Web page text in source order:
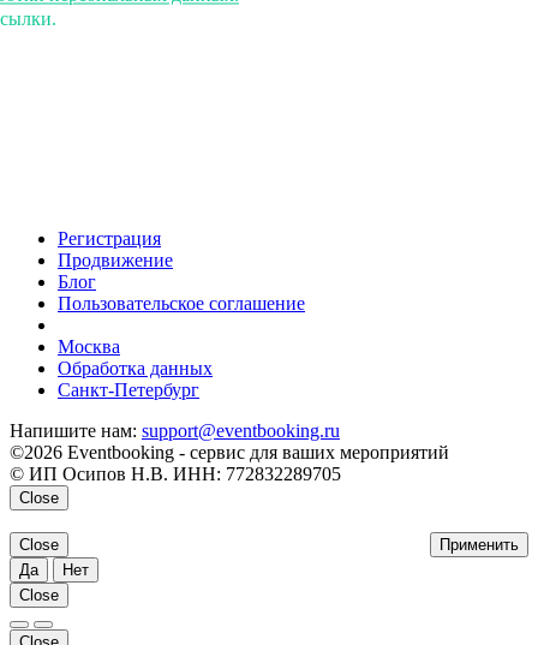
Регистрация
Продвижение
Блог
Пользовательское соглашение
Москва
Обработка данных
Санкт-Петербург
Напишите нам: support@eventbooking.ru
©2026 Eventbooking - сервис для ваших мероприятий
© ИП Осипов Н.В. ИНН: 772832289705
Close
Применить
Close
Да
Нет
Close